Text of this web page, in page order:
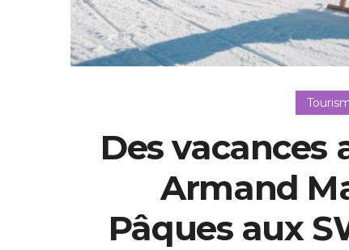
Des vacances
Armand
Pâques aux